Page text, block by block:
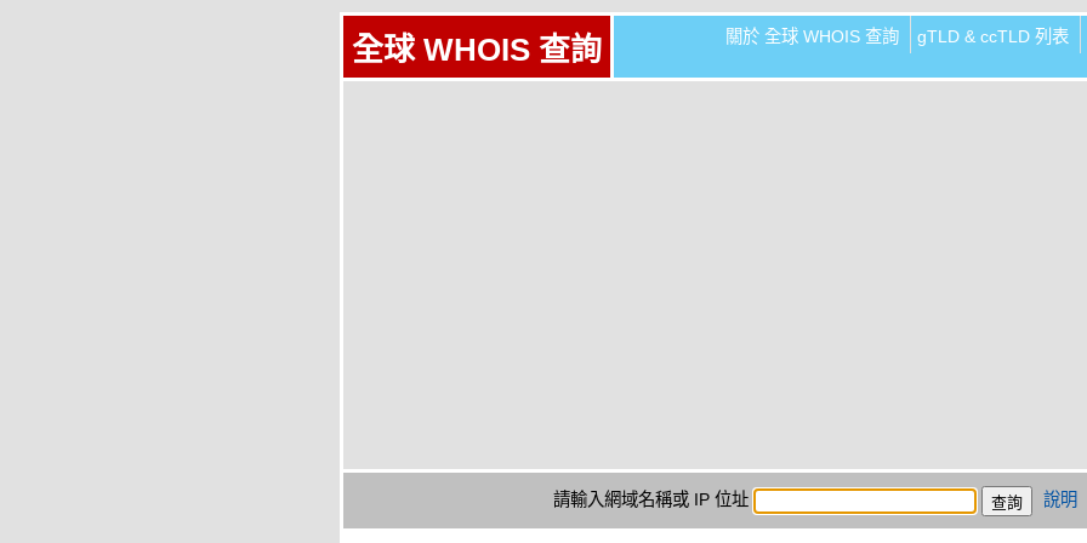
全球 WHOIS 查詢 關於 全球 WHOIS 查詢 gTLD & ccTLD 列表
請輸入網域名稱或 IP 位址 說明